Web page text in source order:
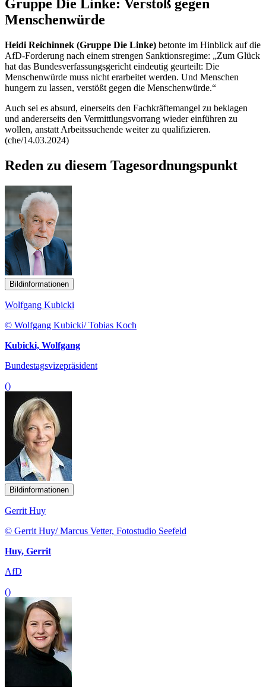
Gruppe Die Linke: Verstoß gegen
Menschenwürde
Heidi Reichinnek (Gruppe Die Linke) betonte im Hinblick auf die
AfD-Forderung nach einem strengen Sanktionsregime: „Zum Glück
hat das Bundesverfassungsgericht eindeutig geurteilt: Die
Menschenwürde muss nicht erarbeitet werden. Und Menschen
hungern zu lassen, verstößt gegen die Menschenwürde.“
Auch sei es absurd, einerseits den Fachkräftemangel zu beklagen
und andererseits den Vermittlungsvorrang wieder einführen zu
wollen, anstatt Arbeitssuchende weiter zu qualifizieren.
(che/14.03.2024)
Reden zu diesem Tagesordnungspunkt
Bildinformationen
Wolfgang Kubicki
© Wolfgang Kubicki/ Tobias Koch
Kubicki, Wolfgang
Bundestagsvizepräsident
()
Bildinformationen
Gerrit Huy
© Gerrit Huy/ Marcus Vetter, Fotostudio Seefeld
Huy, Gerrit
AfD
()